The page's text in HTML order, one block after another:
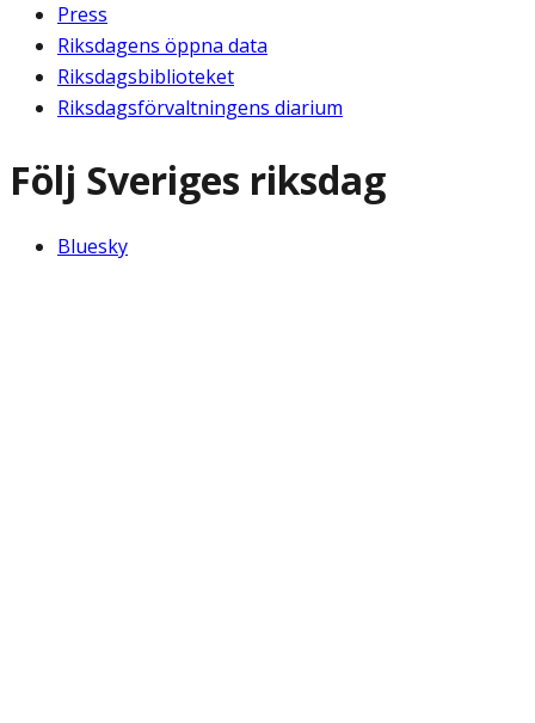
Press
Riksdagens öppna data
Riksdagsbiblioteket
Riksdagsförvaltningens diarium
Följ Sveriges riksdag
Bluesky